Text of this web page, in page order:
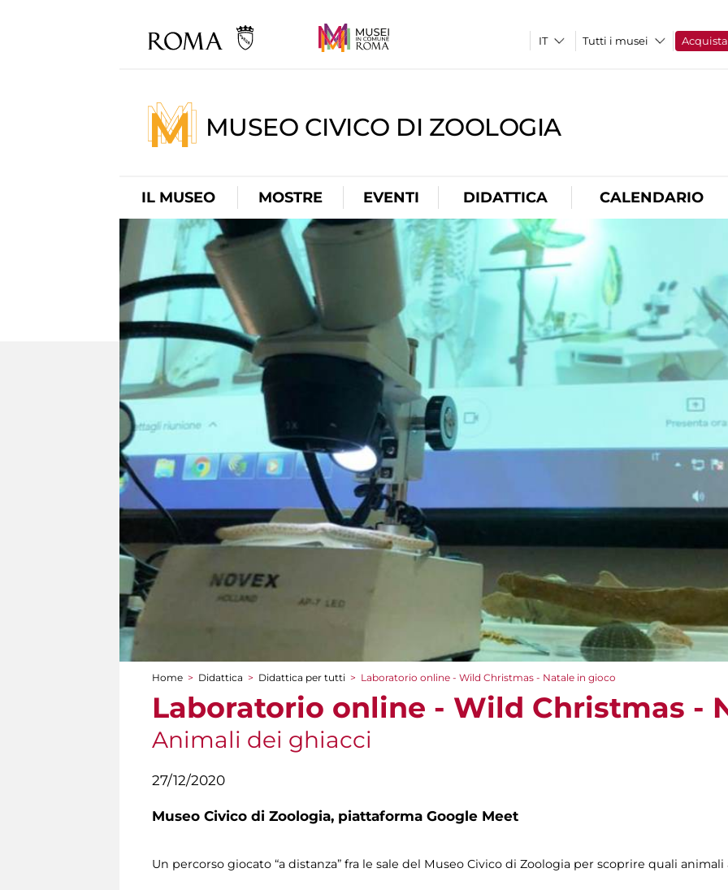
Tutti i musei Acquista
MUSEO CIVICO DI ZOOLOGIA
IL MUSEO MOSTRE EVENTI DIDATTICA CALENDARIO
Tu sei qui
Home > Didattica > Didattica per tutti > Laboratorio online - Wild Christmas - Natale in gioco
Laboratorio online - Wild Christmas -
Animali dei ghiacci
27/12/2020
Museo Civico di Zoologia, piattaforma Google Meet
Un percorso giocato “a distanza” fra le sale del Museo Civico di Zoologia per scoprire quali